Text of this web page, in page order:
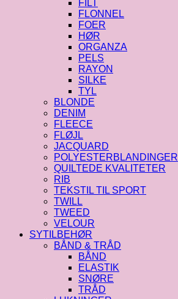
FILT
FLONNEL
FOER
HØR
ORGANZA
PELS
RAYON
SILKE
TYL
BLONDE
DENIM
FLEECE
FLØJL
JACQUARD
POLYESTERBLANDINGER
QUILTEDE KVALITETER
RIB
TEKSTIL TIL SPORT
TWILL
TWEED
VELOUR
SYTILBEHØR
BÅND & TRÅD
BÅND
ELASTIK
SNØRE
TRÅD